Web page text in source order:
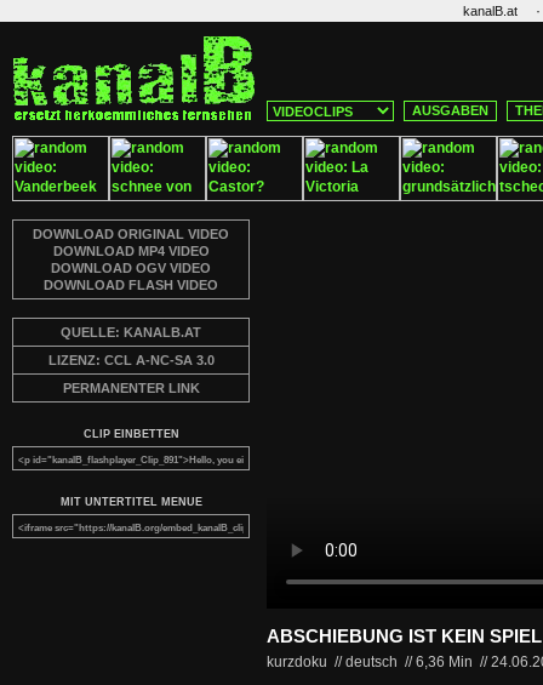
kanalB.at ·
AUSGABEN
DOWNLOAD ORIGINAL VIDEO
DOWNLOAD MP4 VIDEO
DOWNLOAD OGV VIDEO
DOWNLOAD FLASH VIDEO
QUELLE: KANALB.AT
LIZENZ: CCL A-NC-SA 3.0
PERMANENTER LINK
CLIP EINBETTEN
MIT UNTERTITEL MENUE
ABSCHIEBUNG IST KEIN
kurzdoku // deutsch //6,36 Min //